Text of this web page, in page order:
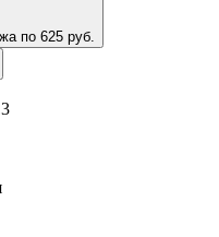
по 625 руб.